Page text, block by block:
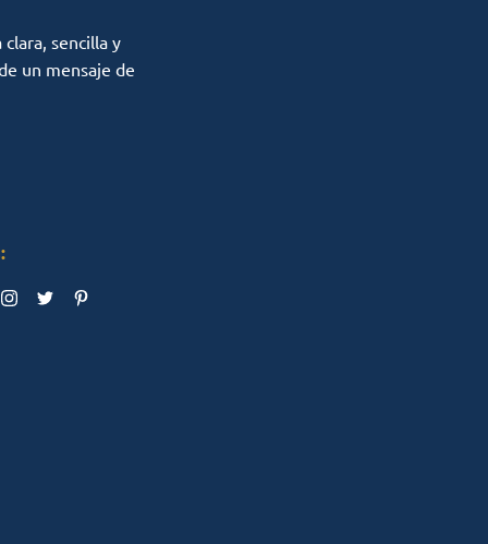
sencilla y
un mensaje de